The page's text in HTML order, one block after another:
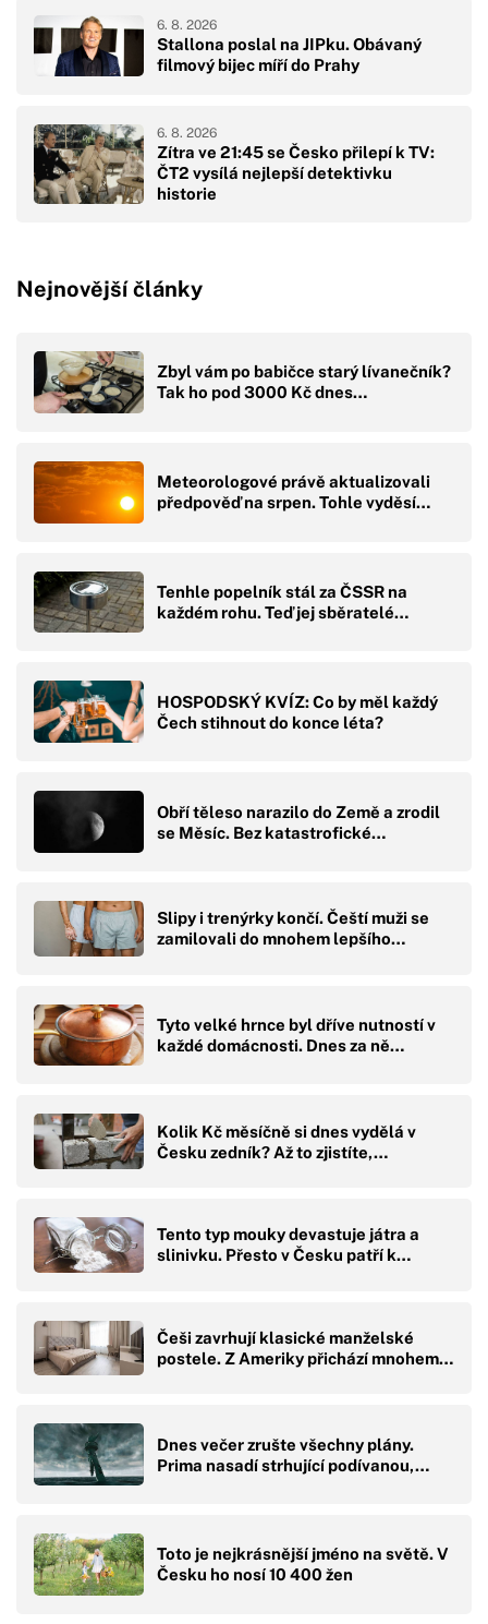
Stallona poslal na JIPku. Obávaný
filmový bijec míří do Prahy
6. 8. 2026
Zítra ve 21:45 se Česko přilepí k TV:
ČT2 vysílá nejlepší detektivku
historie
6. 8. 2026
Nejnovější články
Zbyl vám po babičce starý lívanečník?
Tak ho pod 3000 Kč dnes…
Meteorologové právě aktualizovali
předpověď na srpen. Tohle vyděsí…
Tenhle popelník stál za ČSSR na
každém rohu. Teď jej sběratelé…
HOSPODSKÝ KVÍZ: Co by měl každý
Čech stihnout do konce léta?
Obří těleso narazilo do Země a zrodil
se Měsíc. Bez katastrofické…
Slipy i trenýrky končí. Čeští muži se
zamilovali do mnohem lepšího…
Tyto velké hrnce byl dříve nutností v
každé domácnosti. Dnes za ně…
Kolik Kč měsíčně si dnes vydělá v
Česku zedník? Až to zjistíte,…
Tento typ mouky devastuje játra a
slinivku. Přesto v Česku patří k…
Češi zavrhují klasické manželské
postele. Z Ameriky přichází mnohem…
Dnes večer zrušte všechny plány.
Prima nasadí strhující podívanou,…
Toto je nejkrásnější jméno na světě. V
Česku ho nosí 10 400 žen